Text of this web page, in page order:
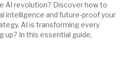
AI revolution? Discover how to
intelligence and future-proof your
AI is transforming every
up? In this essential guide,